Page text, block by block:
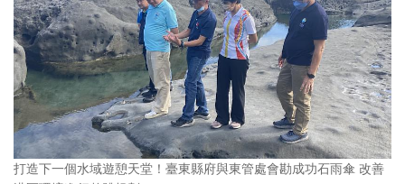
打造下一個水域遊憩天堂！臺東縣府與東管處會勘成功石雨傘 改善